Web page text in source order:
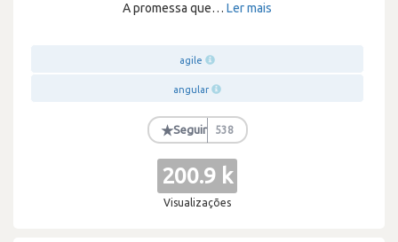
A promessa que… Ler mais
agile
angular
★Seguir 538
200.9 k
Visualizações